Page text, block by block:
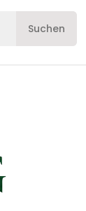
Suchen